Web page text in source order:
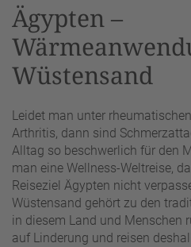
Ägypten –
Wüstensand
Leidet man unter
Arthritis, dann sind
Alltag so beschwerlich für den
man eine Wellness-Weltreise,
Reiseziel Ägypten nicht
Wüstensand gehört zu den
in diesem Land und Menschen
auf Linderung und reisen